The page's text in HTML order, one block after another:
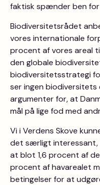
faktisk spænder ben
Biodiversitetsrådet
vores internationale
procent af vores areal
den globale
biodiversitetsstrategi
ser ingen biodiversitets
argumenter for, at
mål på lige fod med
Vi i Verdens Skove
det særligt interessant,
at blot 1,6 procent af
procent af havarealet
betingelser for at